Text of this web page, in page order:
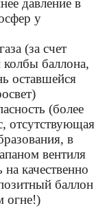
давление в
у
(за счет
баллона,
оставшейся
(более
отсутствующая
в
вентиля
качественно
баллон
огне!)